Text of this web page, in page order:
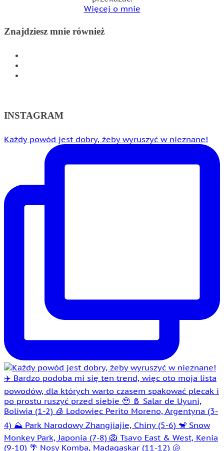
Więcej o mnie
Znajdziesz mnie również
INSTAGRAM
Każdy powód jest dobry, żeby wyruszyć w nieznane!